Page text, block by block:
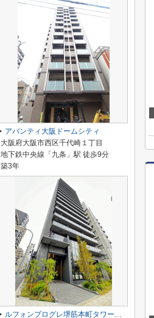
アバンティ大阪ドームシティ
大阪府大阪市西区千代崎１丁目
地下鉄中央線「九条」駅 徒歩9分
築3年
ルフォンプログレ堺筋本町タワーレジデンス